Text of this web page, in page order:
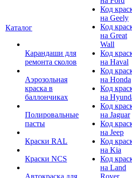
Каталог
Карандаши для
ремонта сколов
Аэрозольная
краска в
баллончиках
Полировальные
пасты
Краски RAL
Краски NCS
Автокраска для
Код
на Geely
Код
на Great
Wall
Код
на Haval
Код
на Honda
Код
на
Код
на Jaguar
Код
на Jeep
Код
на Kia
Код
на Land
Rover